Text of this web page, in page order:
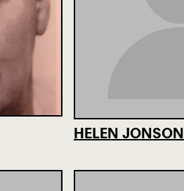
HELEN JONSON